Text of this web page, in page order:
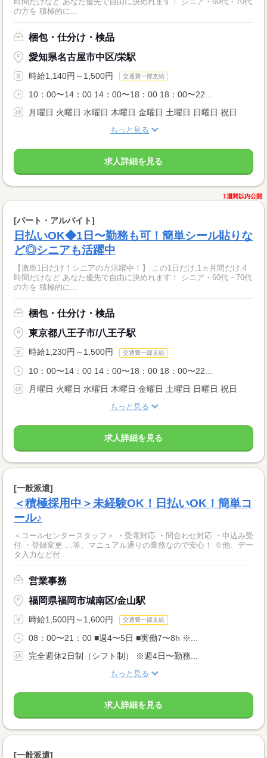
の方を 積極的に...
梱包・仕分け・検品
愛知県名古屋市中区/栄駅
時給1,140円～1,500円 交通費一部支給
10：00〜14：00 14：00〜18：00 18：00〜22...
月曜日 火曜日 水曜日 木曜日 金曜日 土曜日 日曜日 祝日
もっと見る
求人詳細を見る
1週間以内公開
[パート・アルバイト]
日払いOK◆1日〜勤務も可！簡単シール貼りな
ど◎シニアも活躍中
【激単1日だけ！シニアの方活躍中！】 この1日だけ,1ヵ月間だけ,4
時間だけなど あなた優先で自由に決めれます！ シニア・60代・70代
の方を 積極的に...
梱包・仕分け・検品
東京都八王子市/八王子駅
時給1,230円～1,500円 交通費一部支給
10：00〜14：00 14：00〜18：00 18：00〜22...
月曜日 火曜日 水曜日 木曜日 金曜日 土曜日 日曜日 祝日
もっと見る
求人詳細を見る
[一般派遣]
＜積極採用中＞未経験OK！日払いOK！簡単コ
ール♪
＜コールセンタースタッフ＞ ・受電対応 ・問合わせ対応 ・申込み受
付 ・登録変更 …等、マニュアル通りの業務なので安心！ ※他、デー
タ入力など付...
営業事務
福岡県福岡市城南区/金山駅
時給1,500円～1,600円 交通費一部支給
08：00〜21：00 ■週4〜5日 ■実働7〜8h ※...
完全週休2日制（シフト制） ※週4日〜勤務...
もっと見る
求人詳細を見る
[一般派遣]